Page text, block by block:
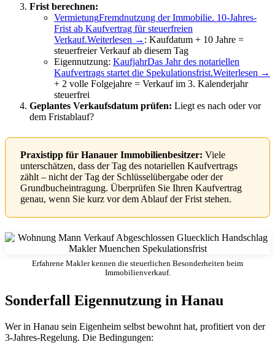
Frist berechnen:
VermietungFremdnutzung der Immobilie. 10-Jahres-
Frist ab Kaufvertrag für steuerfreien
Verkauf.Weiterlesen → : Kaufdatum + 10 Jahre =
steuerfreier Verkauf ab diesem Tag
Eigennutzung: KaufjahrDas Jahr des notariellen
Kaufvertrags startet die Spekulationsfrist.Weiterlesen →
+ 2 volle Folgejahre = Verkauf im 3. Kalenderjahr
steuerfrei
Geplantes Verkaufsdatum prüfen: Liegt es nach oder vor
dem Fristablauf?
Praxistipp für Hanauer Immobilienbesitzer: Viele
unterschätzen, dass der Tag des notariellen Kaufvertrags
zählt – nicht der Tag der Schlüsselübergabe oder der
Grundbucheintragung. Überprüfen Sie Ihren Kaufvertrag
genau, wenn Sie kurz vor dem Ablauf der Frist stehen.
Erfahrene Makler kennen die steuerlichen Besonderheiten beim
Immobilienverkauf.
Sonderfall Eigennutzung in Hanau
Wer in Hanau sein Eigenheim selbst bewohnt hat, profitiert von der
3-Jahres-Regelung. Die Bedingungen: